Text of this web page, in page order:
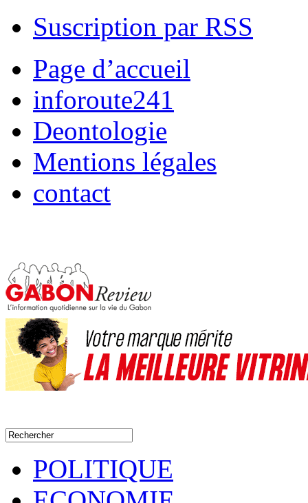
Suscription par RSS
Page d’accueil
inforoute241
Deontologie
Mentions légales
contact
POLITIQUE